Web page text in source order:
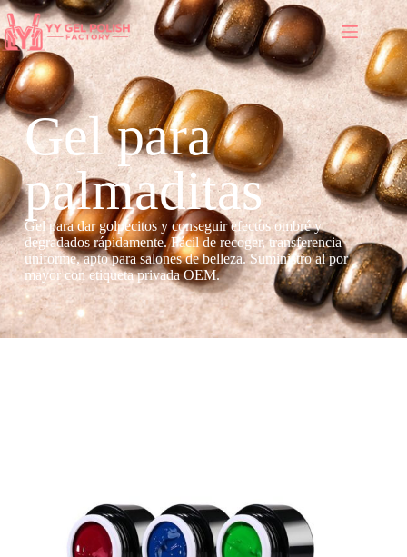
Gel para
palmaditas
Gel para dar golpecitos y conseguir efectos ombré y
degradados rápidamente. Fácil de recoger, transferencia
uniforme, apto para salones de belleza. Suministro al por
mayor con etiqueta privada OEM.